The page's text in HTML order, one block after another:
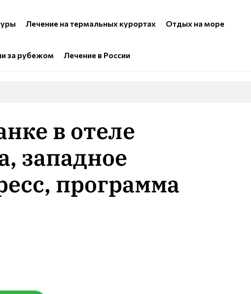
Лечение на термальных курортах Отдых на море
за рубежом Лечение в России
в отеле
западное
программа